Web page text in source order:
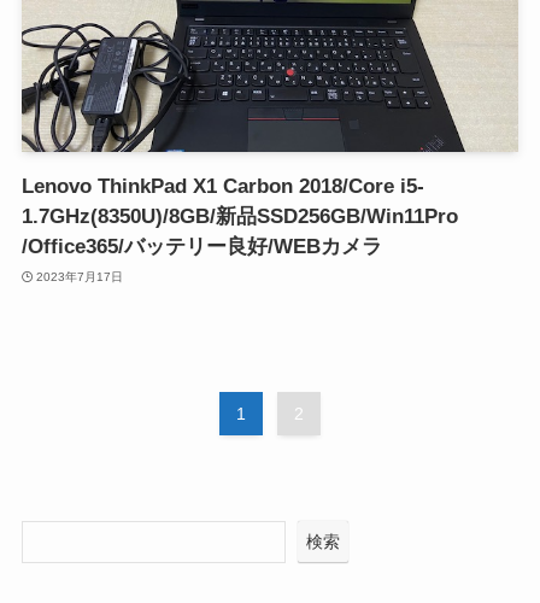
Lenovo ThinkPad X1 Carbon 2018/Core i5-
1.7GHz(8350U)/8GB/新品SSD256GB/Win11Pro
/Office365/バッテリー良好/WEBカメラ
2023年7月17日
1 2
検索